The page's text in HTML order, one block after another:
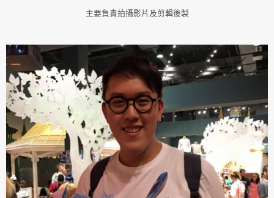
主要負責拍攝影片及剪輯後製